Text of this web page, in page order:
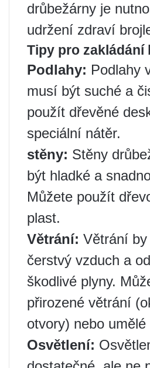
drůbežárny je
udržení zdraví
Tipy pro zakládání
Podlahy: Podlahy
musí být suché a
použít dřevěné
speciální nátěr.
stěny: Stěny
být hladké a
Můžete použít
plast.
Větrání: Větrání
čerstvý vzduch a
škodlivé plyny.
přirozené větrání
otvory) nebo
Osvětlení: